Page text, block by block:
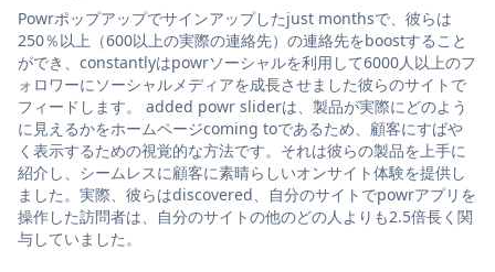
Powrポップアップでサインアップしたjust monthsで、彼らは
250％以上（600以上の実際の連絡先）の連絡先をboostすること
ができ、constantlyはpowrソーシャルを利用して6000人以上のフ
ォロワーにソーシャルメディアを成長させました彼らのサイトで
フィードします。 added powr sliderは、製品が実際にどのよう
に見えるかをホームページcoming toであるため、顧客にすばや
く表示するための視覚的な方法です。それは彼らの製品を上手に
紹介し、シームレスに顧客に素晴らしいオンサイト体験を提供し
ました。実際、彼らはdiscovered、自分のサイトでpowrアプリを
操作した訪問者は、自分のサイトの他のどの人よりも2.5倍長く関
与していました。